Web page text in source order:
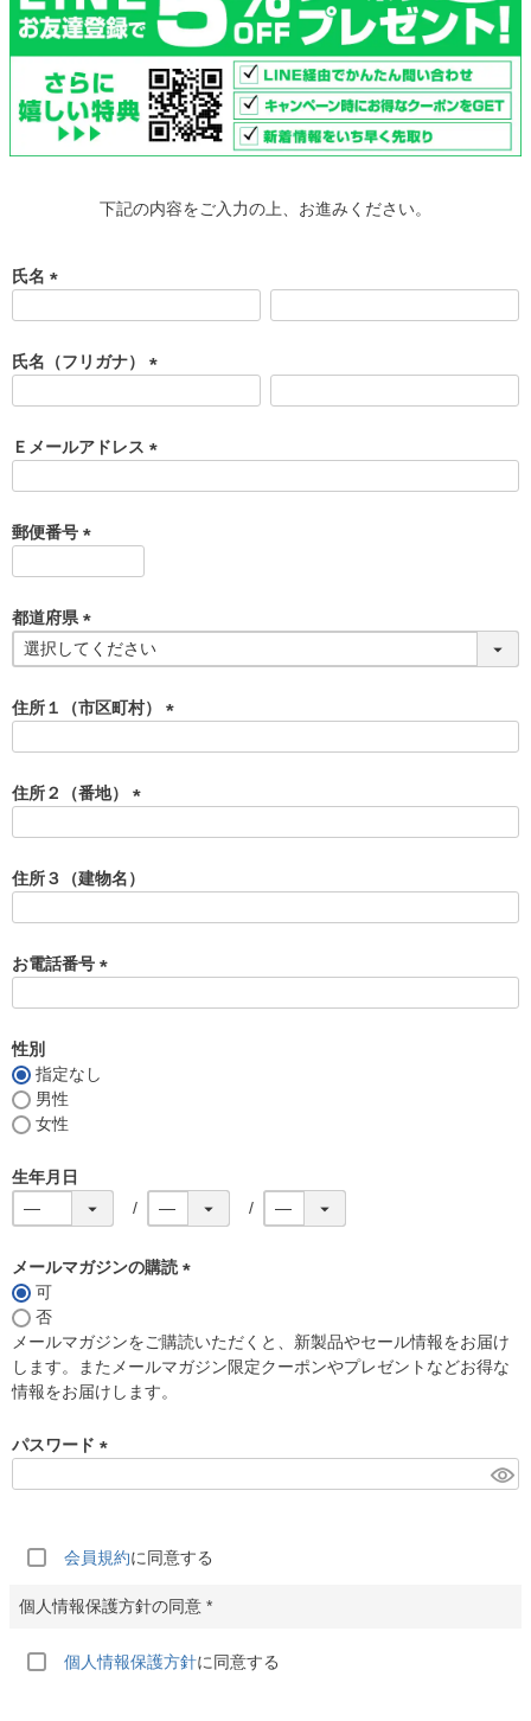
下記の内容をご入力の上、お進みください。
氏名
須
)
氏名（フリガナ）
須
)
Ｅメールアドレス
郵便番号
須
)
都道府県
(
必
須
)
住所１（市区町村）
)
住所２（番地）
須
)
住所３（建物名）
お電話番号
性別
指定なし
男性
女性
生年月日
メールマガジンの購読
須
)
可
否
メールマガジンをご購読いただくと、新製品やセール情報をお届け
します。またメールマガジン限定クーポンやプレゼントなどお得な
情報をお届けします。
パスワード
)
会員規約に同意する
個人情報保護方針に同意する